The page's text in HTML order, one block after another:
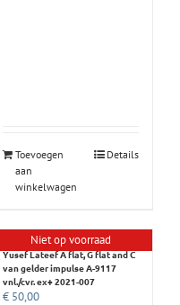
Toevoegen
aan
winkelwagen
Details
Niet op voorraad
Yusef Lateef A flat, G flat and C
van gelder impulse A-9117
vnl./cvr. ex+ 2021-007
€ 50,00